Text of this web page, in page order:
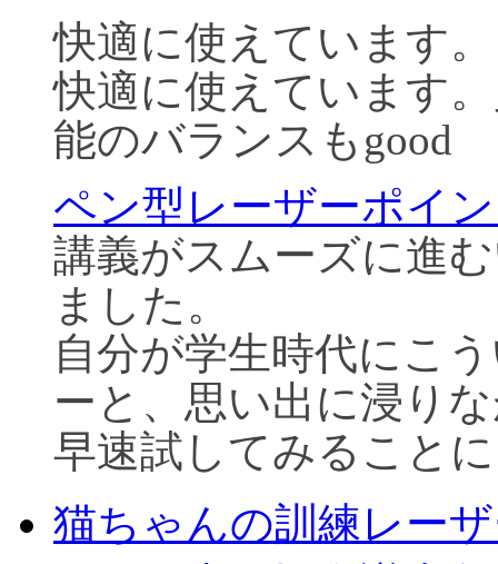
快適に使えています。
快適に使えています
能のバランスもgood
ペン型レーザーポイ
講義がスムーズに進
ました。
自分が学生時代にこ
ーと、思い出に浸り
早速試してみること
猫ちゃんの訓練レー